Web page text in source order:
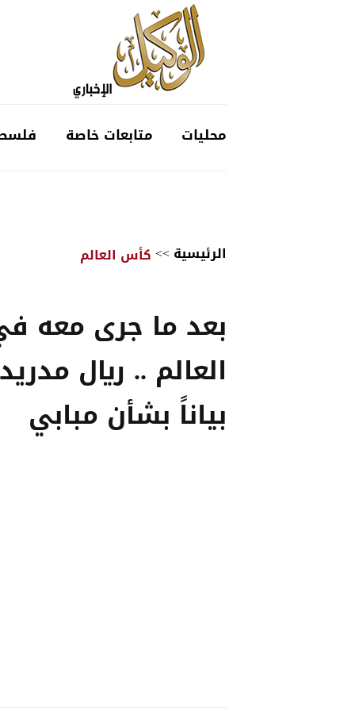
محليات متابعات خاصة
الرئيسية>>كأس العالم
بعد ما جرى معه
العالم .. ريال
بياناً بشأن مبابي